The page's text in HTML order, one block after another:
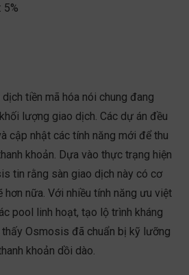
5%
tiền mã hóa nói chung đang
lượng giao dịch. Các dự án đều
cập nhật các tính năng mới để thu
khoản. Dựa vào thực trạng hiện
tin rằng sàn giao dịch này có cơ
hơn nữa. Với nhiều tính năng ưu việt
pool linh hoạt, tạo lộ trình kháng
Osmosis đã chuẩn bị kỹ lưỡng
khoản dồi dào.